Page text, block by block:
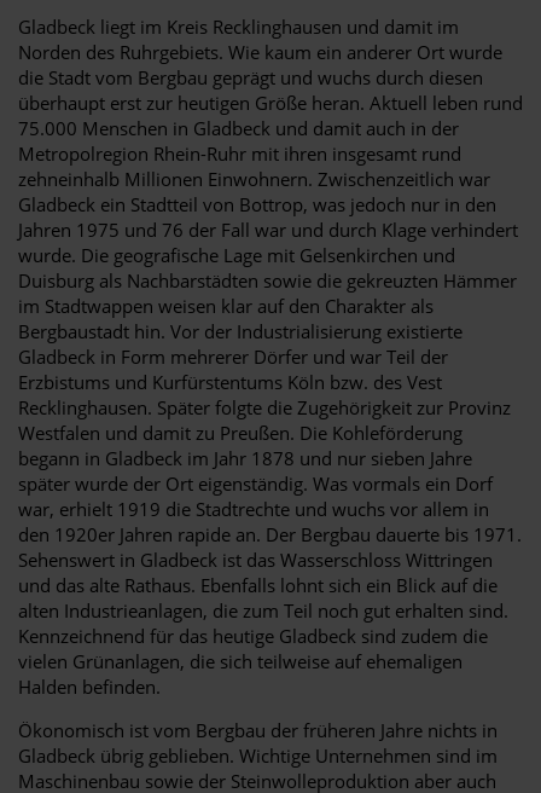
Gladbeck liegt im Kreis Recklinghausen und damit im
Norden des Ruhrgebiets. Wie kaum ein anderer Ort wurde
die Stadt vom Bergbau geprägt und wuchs durch diesen
überhaupt erst zur heutigen Größe heran. Aktuell leben rund
75.000 Menschen in Gladbeck und damit auch in der
Metropolregion Rhein-Ruhr mit ihren insgesamt rund
zehneinhalb Millionen Einwohnern. Zwischenzeitlich war
Gladbeck ein Stadtteil von Bottrop, was jedoch nur in den
Jahren 1975 und 76 der Fall war und durch Klage verhindert
wurde. Die geografische Lage mit Gelsenkirchen und
Duisburg als Nachbarstädten sowie die gekreuzten Hämmer
im Stadtwappen weisen klar auf den Charakter als
Bergbaustadt hin. Vor der Industrialisierung existierte
Gladbeck in Form mehrerer Dörfer und war Teil der
Erzbistums und Kurfürstentums Köln bzw. des Vest
Recklinghausen. Später folgte die Zugehörigkeit zur Provinz
Westfalen und damit zu Preußen. Die Kohleförderung
begann in Gladbeck im Jahr 1878 und nur sieben Jahre
später wurde der Ort eigenständig. Was vormals ein Dorf
war, erhielt 1919 die Stadtrechte und wuchs vor allem in
den 1920er Jahren rapide an. Der Bergbau dauerte bis 1971.
Sehenswert in Gladbeck ist das Wasserschloss Wittringen
und das alte Rathaus. Ebenfalls lohnt sich ein Blick auf die
alten Industrieanlagen, die zum Teil noch gut erhalten sind.
Kennzeichnend für das heutige Gladbeck sind zudem die
vielen Grünanlagen, die sich teilweise auf ehemaligen
Halden befinden.
Ökonomisch ist vom Bergbau der früheren Jahre nichts in
Gladbeck übrig geblieben. Wichtige Unternehmen sind im
Maschinenbau sowie der Steinwolleproduktion aber auch